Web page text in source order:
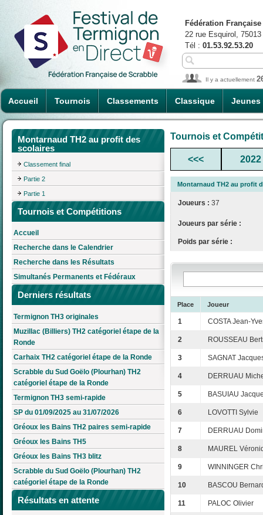
Accueil Tournois Classements Classique Jeunes
Fédération
22 rue Esquirol,
Tél : 01.53.92.53.20
Il y a actuellement
Montarnaud TH2 au profit des
scolaires
Classement final
Partie 2
Partie 1
Tournois et Compétitions
Accueil
Recherche dans le Calendrier
Recherche dans les Résultats
Simultanés Permanents et Fédéraux
Derniers résultats
Termignon TH3 originales
Muzillac (Billiers) TH2 catégoriel étape de la
Ronde
Carhaix TH2 catégoriel étape de la Ronde
Scrabble du Sud Goëlo (Plourhan) TH2
catégoriel étape de la Ronde
Termignon TH3 semi-rapide
SP du 01/09/2025 au 31/07/2026
Gréoux les Bains TH2 paires semi-rapide
Gréoux les Bains TH5
Gréoux les Bains TH3 blitz
Scrabble du Sud Goëlo (Plourhan) TH2
catégoriel étape de la Ronde
Résultats en attente
Tournois et
<<< 2022
Montarnaud TH2 au profit
Joueurs : 37
Joueurs par série :
Poids par série :
Place Joueur
1 COSTA Jean-
2 ROUSSEAU
3 SAGNAT
4 DERRUAU
5 BASUIAU
6 LOVOTTI Sylvie
7 DERRUAU
8 MAUREL
9 WINNINGER
10 BASCOU
11 PALOC Olivier